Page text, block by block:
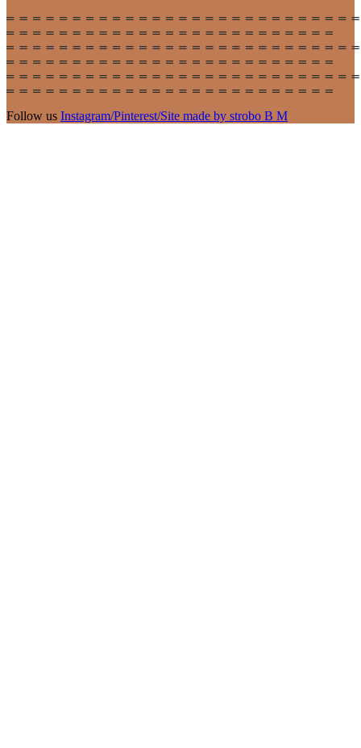
Follow us Instagram/Pinterest/Site made by strobo B M